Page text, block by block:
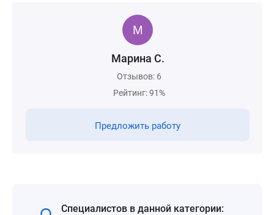
Марина С.
Отзывов: 6
Рейтинг: 91%
Предложить работу
Специалистов в данной категории: